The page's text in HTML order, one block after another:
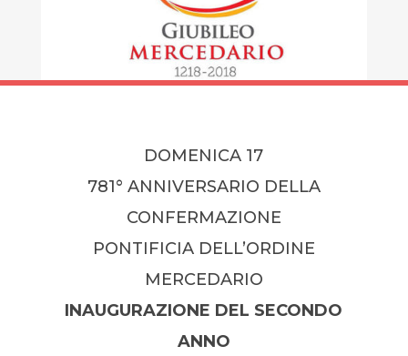
DOMENICA 17
781° ANNIVERSARIO DELLA
CONFERMAZIONE
PONTIFICIA DELL’ORDINE
MERCEDARIO
INAUGURAZIONE DEL SECONDO
ANNO